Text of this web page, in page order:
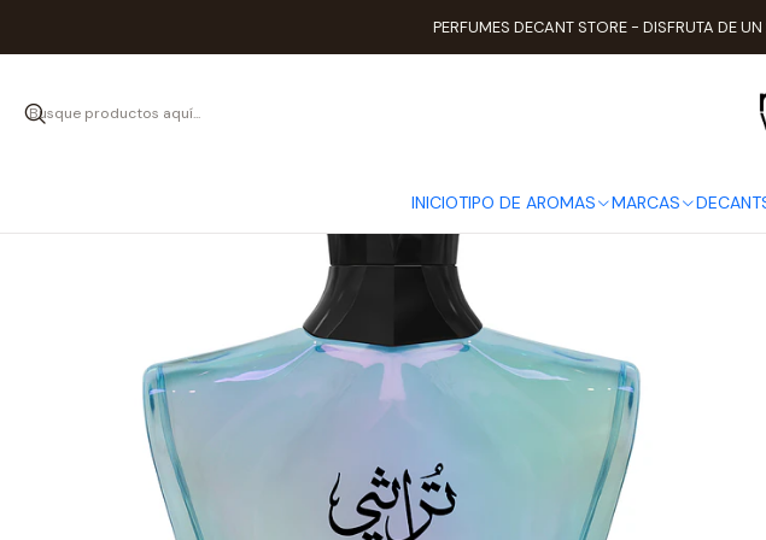
INICIOTIPO DE AROMAS MARCAS
PERFUMES DECANT STORE - DISFRUTA DE
Inicio TIPO DE AROMAS